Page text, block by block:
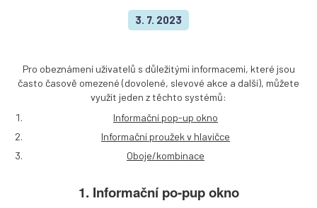
3. 7. 2023
Pro obeznámení uživatelů s důležitými informacemi, které jsou
často časově omezené (dovolené, slevové akce a další), můžete
využít jeden z těchto systémů:
Informační pop-up okno
Informační proužek v hlavičce
Oboje/kombinace
1. Informační po-pup okno